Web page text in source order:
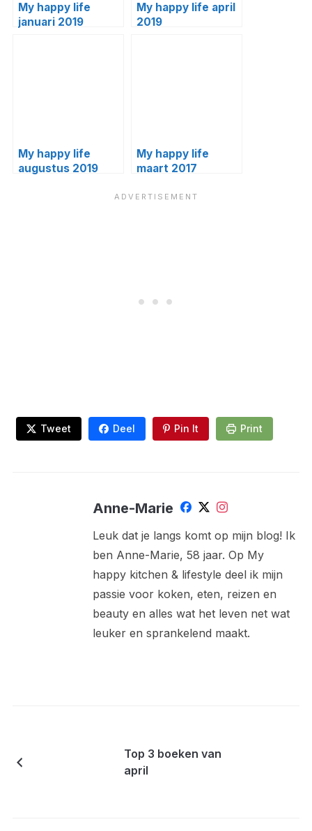
My happy life
januari 2019
My happy life april
2019
My happy life
augustus 2019
My happy life
maart 2017
Tweet Deel Pin It Print
Anne-Marie
Leuk dat je langs komt op mijn blog! Ik
ben Anne-Marie, 58 jaar. Op My
happy kitchen & lifestyle deel ik mijn
passie voor koken, eten, reizen en
beauty en alles wat het leven net wat
leuker en sprankelend maakt.
Top 3 boeken van
april